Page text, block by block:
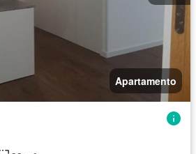
Apartamento